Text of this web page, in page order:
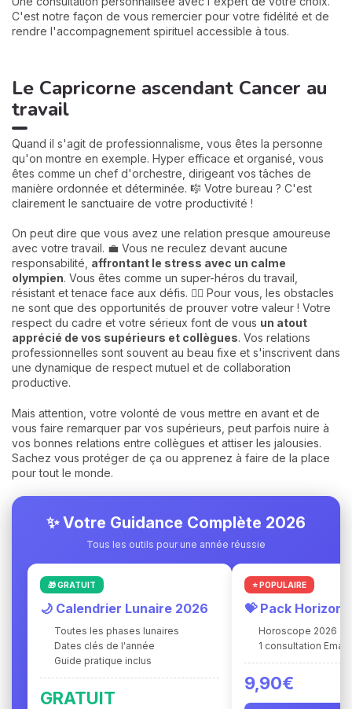
C'est notre façon de vous remercier pour votre fidélité et de
rendre l'accompagnement spirituel accessible à tous.
Le Capricorne ascendant Cancer au
travail
Quand il s'agit de professionnalisme, vous êtes la personne
qu'on montre en exemple. Hyper efficace et organisé, vous
êtes comme un chef d'orchestre, dirigeant vos tâches de
manière ordonnée et déterminée. 🎼 Votre bureau ? C'est
clairement le sanctuaire de votre productivité !
On peut dire que vous avez une relation presque amoureuse
avec votre travail. 💼 Vous ne reculez devant aucune
responsabilité, affrontant le stress avec un calme
olympien. Vous êtes comme un super-héros du travail,
résistant et tenace face aux défis. 🦸‍♀️ Pour vous, les obstacles
ne sont que des opportunités de prouver votre valeur ! Votre
respect du cadre et votre sérieux font de vous un atout
apprécié de vos supérieurs et collègues. Vos relations
professionnelles sont souvent au beau fixe et s'inscrivent dans
une dynamique de respect mutuel et de collaboration
productive.
Mais attention, votre volonté de vous mettre en avant et de
vous faire remarquer par vos supérieurs, peut parfois nuire à
vos bonnes relations entre collègues et attiser les jalousies.
Sachez vous protéger de ça ou apprenez à faire de la place
pour tout le monde.
✨ Votre Guidance Complète 2026
Tous les outils pour une année réussie
🎁 GRATUIT
🌙 Calendrier Lunaire 2026
Toutes les phases lunaires
Dates clés de l'année
Guide pratique inclus
GRATUIT
⭐ POPULAIRE
💝 Pack Horizon
Horoscope 2026
1 consultation Ema
9,90€